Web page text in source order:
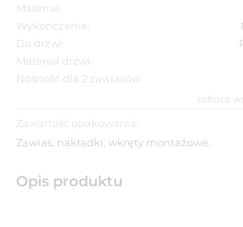
Materiał:
Wykończenie:
Do drzwi:
Materiał drzwi:
Nośność dla 2 zawiasów:
zobacz
Zawartość opakowania:
Zawias, nakładki, wkręty montażowe.
Opis produktu